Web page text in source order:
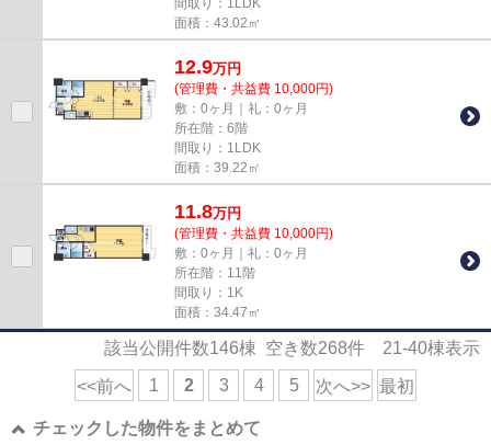
間取り：1LDK
面積：43.02㎡
12.9万円
(管理費・共益費 10,000円)
敷：0ヶ月｜礼：0ヶ月
所在階：6階
間取り：1LDK
面積：39.22㎡
11.8万円
(管理費・共益費 10,000円)
敷：0ヶ月｜礼：0ヶ月
所在階：11階
間取り：1K
面積：34.47㎡
該当公開件数146棟 空き数268件 21-40棟表示
<<前へ 1 2 3 4 5 次へ>> 最初
チェックした物件をまとめて